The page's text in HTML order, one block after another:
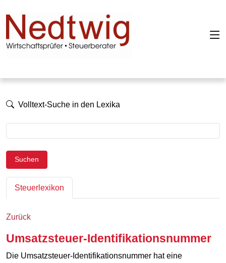
Volltext-Suche in den Lexika
Suchen
Steuerlexikon
Zurück
Umsatzsteuer-Identifikationsnummer
Die Umsatzsteuer-Identifikationsnummer hat eine